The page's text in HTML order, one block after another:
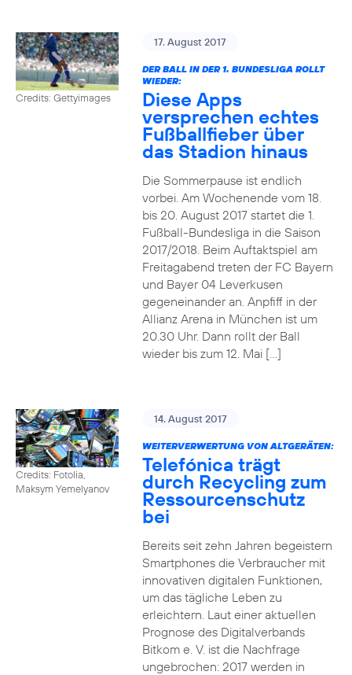
Credits: Gettyimages
17. August 2017
DER BALL IN DER 1. BUNDESLIGA ROLLT
WIEDER:
Diese Apps
versprechen echtes
Fußballfieber über
das Stadion hinaus
Die Sommerpause ist endlich
vorbei. Am Wochenende vom 18.
bis 20. August 2017 startet die 1.
Fußball-Bundesliga in die Saison
2017/2018. Beim Auftaktspiel am
Freitagabend treten der FC Bayern
und Bayer 04 Leverkusen
gegeneinander an. Anpfiff in der
Allianz Arena in München ist um
20.30 Uhr. Dann rollt der Ball
wieder bis zum 12. Mai […]
Credits: Fotolia,
Maksym Yemelyanov
14. August 2017
WEITERVERWERTUNG VON ALTGERÄTEN:
Telefónica trägt
durch Recycling zum
Ressourcenschutz
bei
Bereits seit zehn Jahren begeistern
Smartphones die Verbraucher mit
innovativen digitalen Funktionen,
um das tägliche Leben zu
erleichtern. Laut einer aktuellen
Prognose des Digitalverbands
Bitkom e. V. ist die Nachfrage
ungebrochen: 2017 werden in